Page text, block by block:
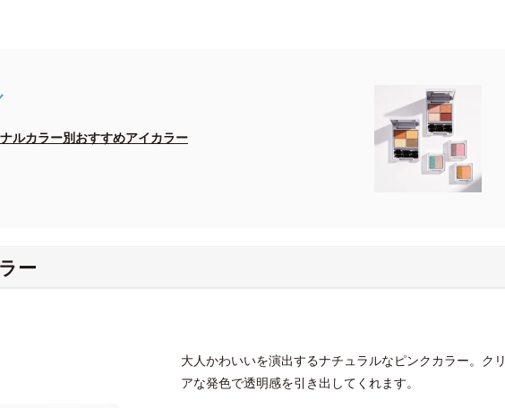
ルカラー別おすすめアイカラー
ー
大人かわいいを演出するナチュラルなピンクカラー。クリ
アな発色で透明感を引き出してくれます。